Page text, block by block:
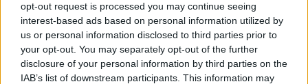
opt-out request is processed you may continue seeing
interest-based ads based on personal information utilized by
us or personal information disclosed to third parties prior to
your opt-out. You may separately opt-out of the further
disclosure of your personal information by third parties on the
IAB’s list of downstream participants. This information may
Κλειστό μέχρι νεοτέρας το
beach bar στην Πάρο όπου
πνίγηκε ο 4χρονος –
Απολογείται ο ιδιοκτήτης
που είχε δηλωθεί ως
ναυαγοσώστης
Εκρηκτικό κοκτέιλ
40άρια και 8 μποφόρ
συναγερμό η χώρα
φωτιές, ενισχύονται
άνεμοι τις επόμενες